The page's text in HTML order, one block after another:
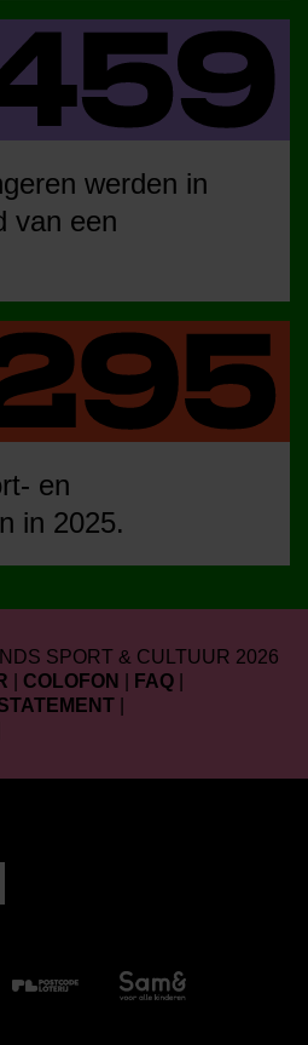
werden in
van een
en
in 2025.
SPORT & CULTUUR 2026
COLOFON FAQ